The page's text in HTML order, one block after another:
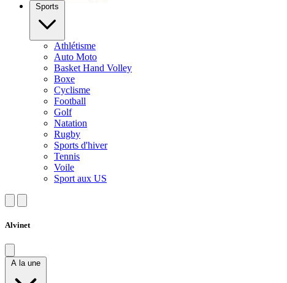
Sports
Athlétisme
Auto Moto
Basket Hand Volley
Boxe
Cyclisme
Football
Golf
Natation
Rugby
Sports d'hiver
Tennis
Voile
Sport aux US
Alvinet
A la une